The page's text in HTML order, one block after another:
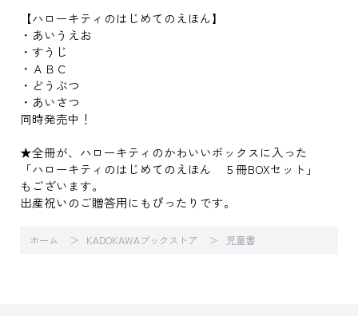
【ハローキティのはじめてのえほん】
・あいうえお
・すうじ
・ＡＢＣ
・どうぶつ
・あいさつ
同時発売中！
★全冊が、ハローキティのかわいいボックスに入った
「ハローキティのはじめてのえほん ５冊BOXセット」
もございます。
出産祝いのご贈答用にもぴったりです。
ホーム KADOKAWAブックストア 児童書